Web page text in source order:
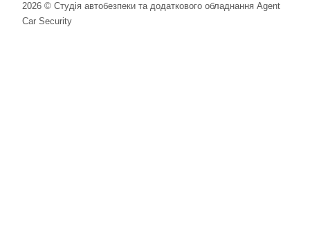
2026 © Студія автобезпеки та додаткового обладнання Agent
Car Security